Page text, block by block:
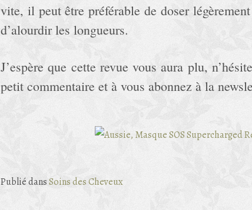
vite, il peut être préférable de doser
d’alourdir les longueurs.
J’espère que cette revue vous aura plu,
petit commentaire et à vous abonnez à la
Publié dansSoins des Cheveux